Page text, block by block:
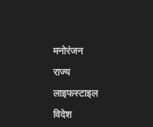
मनोरंजन
राज्य
लाइफस्टाइल
विदेश